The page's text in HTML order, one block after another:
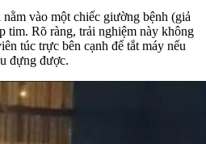
vào một chiếc giường bệnh (giả
tim. Rõ ràng, trải nghiệm này không
túc trực bên cạnh để tắt máy nếu
đựng được.